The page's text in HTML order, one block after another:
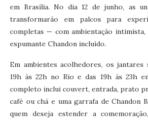
em Brasília. No dia 12 de junho, as
transformarão em palcos para
completas — com ambientação
espumante Chandon incluído.
Em ambientes acolhedores, os jantares
19h às 22h no Rio e das 19h às 23h
completo inclui couvert, entrada, prato
café ou chá e uma garrafa de Chandon
quem deseja estender a